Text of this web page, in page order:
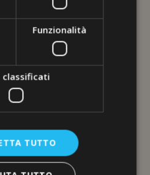
Funzionalità
classificati
TUTTO